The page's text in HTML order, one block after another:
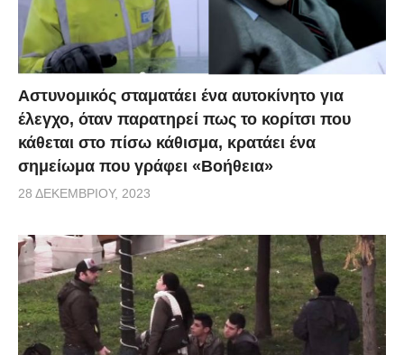
ενώ περνάνε από τον καθρέφτη όλες οι γυναίκες, ο
Legend τραγουδάει στο You & I, «όλα τα αστέρια του
κόσμου, δεν λάμπουν φωτεινότερα από ότι εσείς».
Αστυνομικός σταματάει ένα αυτοκίνητο για
έλεγχο, όταν παρατηρεί πως το κορίτσι που
κάθεται στο πίσω κάθισμα, κρατάει ένα
σημείωμα που γράφει «Βοήθεια»
28 ΔΕΚΕΜΒΡΊΟΥ, 2023